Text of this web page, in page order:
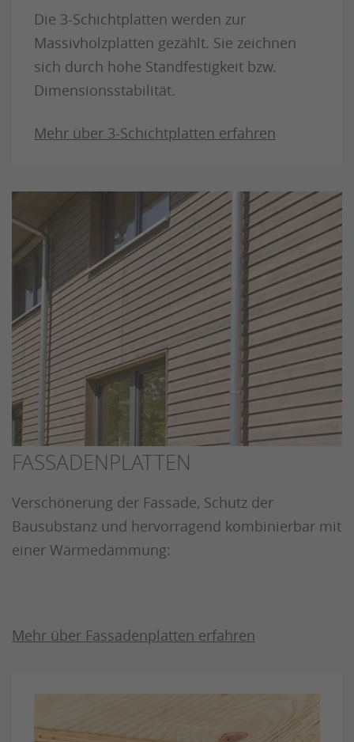
Die 3-Schichtplatten werden zur
Massivholzplatten gezählt. Sie zeichnen
sich durch hohe Standfestigkeit bzw.
Dimensionsstabilität.
Mehr über 3-Schichtplatten erfahren
FASSADENPLATTEN
Verschönerung der Fassade, Schutz der
Bausubstanz und hervorragend kombinierbar mit
einer Wärmedämmung:
Mehr über Fassadenplatten erfahren